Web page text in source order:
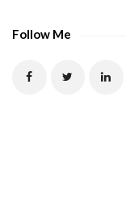
Follow Me